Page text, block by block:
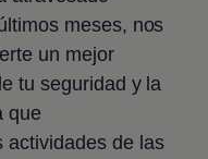
meses, nos
un mejor
tu seguridad y la
que
actividades de las